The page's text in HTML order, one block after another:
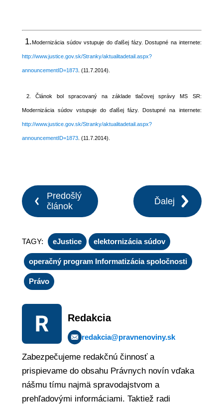
1.Modernizácia súdov vstupuje do ďalšej fázy. Dostupné na internete:
http://www.justice.gov.sk/Stranky/aktualitadetail.aspx?
announcementID=1873. (11.7.2014).
2. Článok bol spracovaný na základe tlačovej správy MS SR:
Modernizácia súdov vstupuje do ďalšej fázy. Dostupné na internete:
http://www.justice.gov.sk/Stranky/aktualitadetail.aspx?
announcementID=1873. (11.7.2014).
Predošlý
článok
Ďalej
TAGY: eJustice elektornizácia súdov
operačný program Informatizácia spoločnosti
Právo
Redakcia
redakcia@pravnenoviny.sk
Zabezpečujeme redakčnú činnosť a
prispievame do obsahu Právnych novín vďaka
nášmu tímu najmä spravodajstvom a
prehľadovými informáciami. Taktiež radi